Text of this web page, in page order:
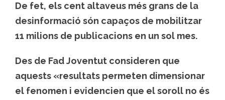
De fet, els cent altaveus més grans de la
desinformació són capaços de mobilitzar
11 milions de publicacions en un sol mes.
Des de Fad Joventut consideren que
aquests «resultats permeten dimensionar
el fenomen i evidencien que el soroll no és